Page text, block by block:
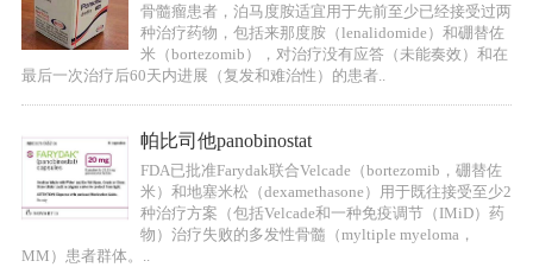
骨髓瘤患者，泊马度胺适宜用于先前至少已经接受过两
种治疗药物，包括来那度胺（lenalidomide）和硼替佐
米（bortezomib），对治疗没有应答（未能奏效）和在
最后一次治疗后60天内进展（复发和难治性）的患者..
帕比司他panobinostat
FDA已批准Farydak联合Velcade（bortezomib，硼替佐
米）和地塞米松（dexamethasone）用于既往接受至少2
种治疗方案（包括Velcade和一种免疫调节（IMiD）药
物）治疗失败的多发性骨髓（myltiple myeloma，
MM）患者群体。..